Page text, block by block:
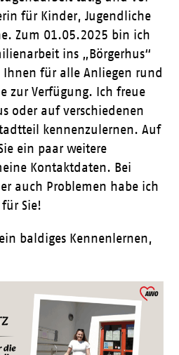
für Kinder, Jugendliche
Zum 01.05.2025 bin ich
ins „Börgerhus“
Ihnen für alle Anliegen rund
zur Verfügung. Ich freue
oder auf verschiedenen
kennenzulernen. Auf
ein paar weitere
Kontaktdaten. Bei
auch Problemen habe ich
Sie!
baldiges Kennenlernen,